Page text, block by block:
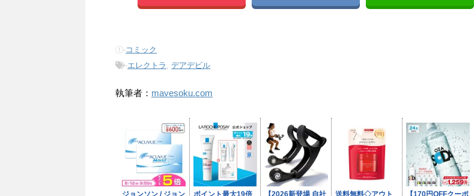
-コミック
-エレクトラ ,デアデビル
執筆者： mavesoku.com